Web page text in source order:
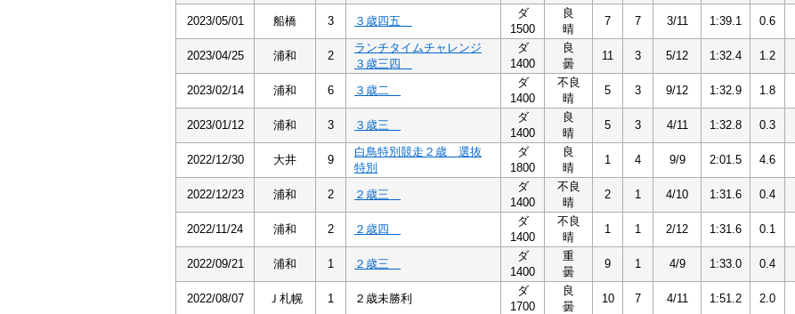
2023/05/01 船橋 3 ３歳四五
ダ
1500
良
晴
7 7 3/11 1:39.1 0.6
2023/04/25 浦和 2
ランチタイムチャレンジ
３歳三四
ダ
1400
良
曇
11 3 5/12 1:32.4 1.2
2023/02/14 浦和 6 ３歳二
ダ
1400
不良
晴
5 3 9/12 1:32.9 1.8
2023/01/12 浦和 3 ３歳三
ダ
1400
良
晴
5 3 4/11 1:32.8 0.3
2022/12/30 大井 9
白鳥特別競走２歳 選抜
特別
ダ
1800
良
晴
1 4 9/9 2:01.5 4.6
2022/12/23 浦和 2 ２歳三
ダ
1400
不良
晴
2 1 4/10 1:31.6 0.4
2022/11/24 浦和 2 ２歳四
ダ
1400
不良
晴
1 1 2/12 1:31.6 0.1
2022/09/21 浦和 1 ２歳三
ダ
1400
重
曇
9 1 4/9 1:33.0 0.4
2022/08/07 Ｊ札幌 1 ２歳未勝利
ダ
1700
良
曇
10 7 4/11 1:51.2 2.0